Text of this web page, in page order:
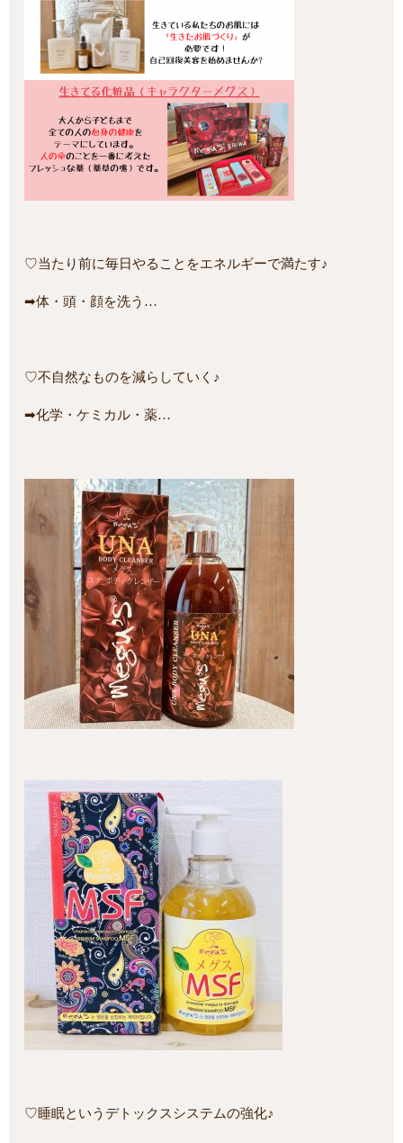
♡当たり前に毎日やることをエネルギーで満たす♪
➡体・頭・顔を洗う…
♡不自然なものを減らしていく♪
➡化学・ケミカル・薬…
♡睡眠というデトックスシステムの強化♪